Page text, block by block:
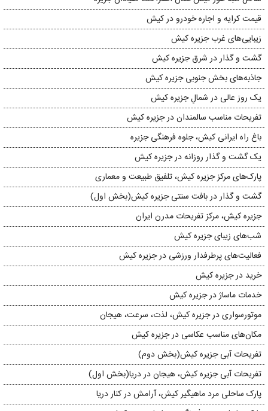
قیمت کرایه و اجاره خودرو در کیش
زیبایی‌های غرب جزیره‌ کیش
گشت و گذار در شرق جزیره‌ کیش
جاذبه‌های بخش جنوبی جزیره‌ کیش
یک روز عالی در شمالِ جزیره‌ کیش
تفریحات مناسب سالمندان در جزیره‌ کیش
باغ راه ایرانی کیش، جلوه‌ فرهنگی جزیره
یک گشت و گذار روزانه در جزیره‌ کیش
پارک‌های مرکز جزیره‌ کیش، تلفیق طبیعت و معماری
گشت و گذار در بافت سنتی جزیره کیش(بخش اول)
جزیره‌ کیش، مرکز تفریحات مدرن ایران
شب‌های زیبای جزیره‌ کیش
فعالیت‌های پرطرفدار ورزشی در جزیره‌ کیش
خرید در جزیره‌ کیش
خدمات ماساژ در جزیره‌ کیش
موتورسواری در جزیره‌ کیش، لذت، سرعت، هیجان
مکان‌های مناسب عکاسی در جزیره‌ کیش
تفریحات آبی جزیره‌ کیش(بخش دوم)
تفریحات آبی جزیره‌ کیش، هیجان در دریا(بخش اول)
پارک ساحلی مرد ماهیگیر کیش، آرامش در کنار دریا